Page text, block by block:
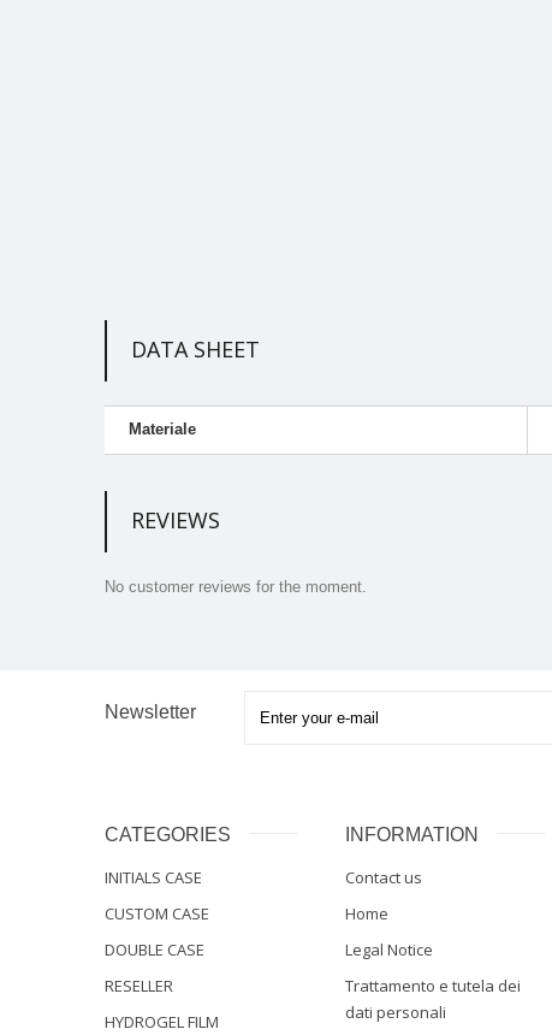
DATA SHEET
Materiale
REVIEWS
No customer reviews for the moment.
Newsletter
CATEGORIES
INITIALS CASE
CUSTOM CASE
DOUBLE CASE
RESELLER
HYDROGEL FILM
INFORMATION
Contact us
Home
Legal Notice
Trattamento e tutela dei
dati personali